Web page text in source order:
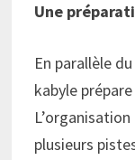
Une
En parallèle
kabyle
plusieurs